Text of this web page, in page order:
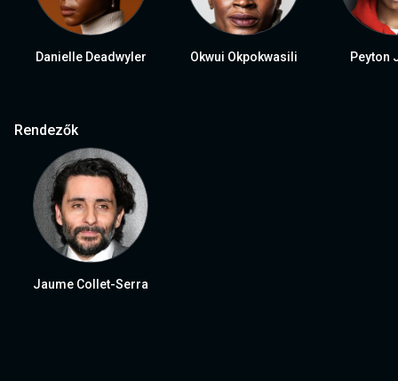
Danielle Deadwyler Okwui Okpokwasili Peyton
Rendezők
Jaume Collet-Serra